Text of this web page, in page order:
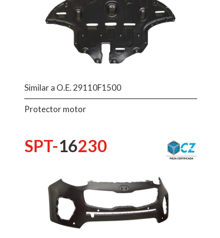
Similar a O.E. 29110F1500
Protector motor
SPT-16230